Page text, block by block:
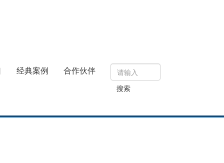
经典案例 合作伙伴
搜索